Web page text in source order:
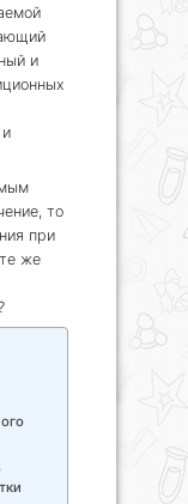
и
и
то
при
же